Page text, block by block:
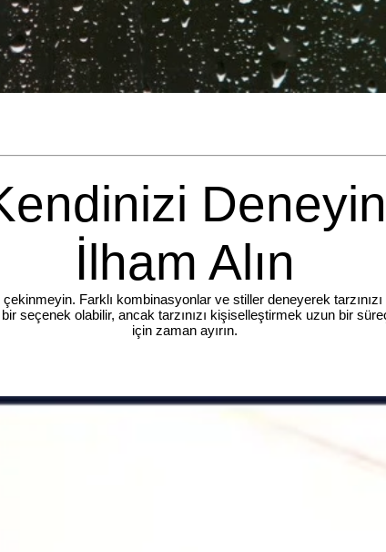
Deneyin
İlham Alın
çekinmeyin. Farklı kombinasyonlar ve stiller deneyerek
seçenek olabilir, ancak tarzınızı kişiselleştirmek uzun bir
için zaman ayırın.